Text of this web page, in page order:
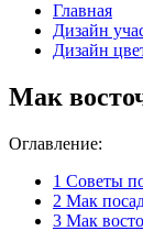
Главная
Дизайн
Дизайн
Мак
Оглавление:
1 Советы
2 Мак
3 Мак